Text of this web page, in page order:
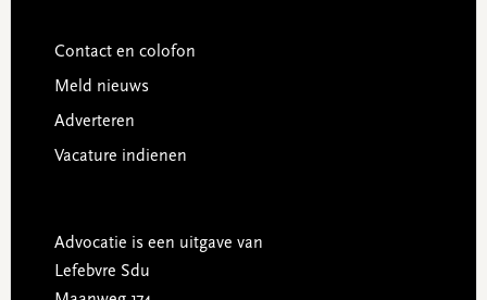
Contact en colofon
Meld nieuws
Adverteren
Vacature indienen
Advocatie is een uitgave van
Lefebvre Sdu